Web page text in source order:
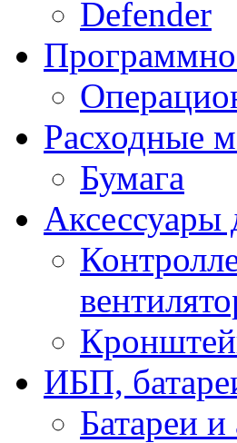
Defender
Расходные
Бумага
ИБП,
Батареи